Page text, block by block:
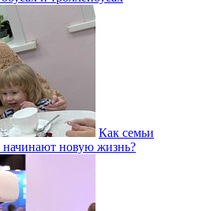
Как семьи
начинают новую жизнь?